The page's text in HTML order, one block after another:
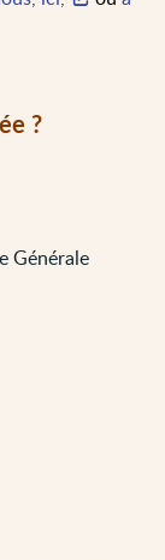
?
Générale